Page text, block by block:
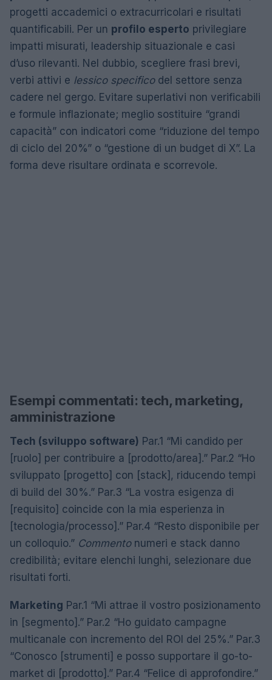
progetti accademici o extracurricolari e risultati
quantificabili. Per un profilo esperto privilegiare
impatti misurati, leadership situazionale e casi
d’uso rilevanti. Nel dubbio, scegliere frasi brevi,
verbi attivi e lessico specificodel settore senza
cadere nel gergo. Evitare superlativi non verificabili
e formule inflazionate; meglio sostituire “grandi
capacità” con indicatori come “riduzione del tempo
di ciclo del 20%” o “gestione di un budget di X”. La
forma deve risultare ordinata e scorrevole.
Esempi commentati: tech, marketing,
amministrazione
Tech (sviluppo software) Par.1 “Mi candido per
[ruolo] per contribuire a [prodotto/area].” Par.2 “Ho
sviluppato [progetto] con [stack], riducendo tempi
di build del 30%.” Par.3 “La vostra esigenza di
[requisito] coincide con la mia esperienza in
[tecnologia/processo].” Par.4 “Resto disponibile per
un colloquio.” Commentonumeri e stack danno
credibilità; evitare elenchi lunghi, selezionare due
risultati forti.
Marketing Par.1 “Mi attrae il vostro posizionamento
in [segmento].” Par.2 “Ho guidato campagne
multicanale con incremento del ROI del 25%.” Par.3
“Conosco [strumenti] e posso supportare il go-to-
market di [prodotto].” Par.4 “Felice di approfondire.”